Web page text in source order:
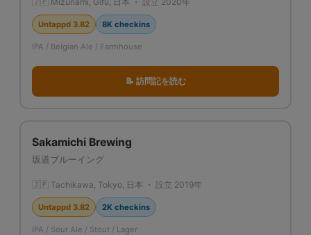
Untappd 3.82 8K checkins
IPA / Belgian Ale / Farmhouse
📝 訪問記を読む
Sakamichi Brewing
坂道ブルーイング
🇯🇵 Tachikawa, Tokyo, 日本 ・ 設立 2019年
Untappd 3.82 2K checkins
IPA / Sour Ale / Stout / Lager